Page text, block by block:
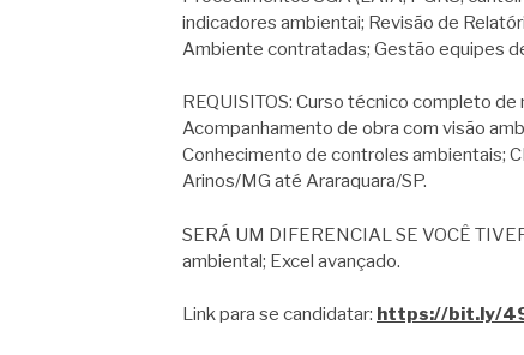
indicadores ambientai; Revisão de
Ambiente contratadas; Gestão equipes
REQUISITOS: Curso técnico completo
Acompanhamento de obra com visão
Conhecimento de controles ambientais;
Arinos/MG até Araraquara/SP.
SERÁ UM DIFERENCIAL SE VOCÊ
ambiental; Excel avançado.
Link para se candidatar: https://bit.ly/